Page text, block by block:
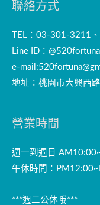
聯絡方式
TEL：03-301-3211
Line ID：@520fortuna
e-mail:
地址：桃園市大興西
營業時間
週一到週日
午休時間：
***週二公休哦***